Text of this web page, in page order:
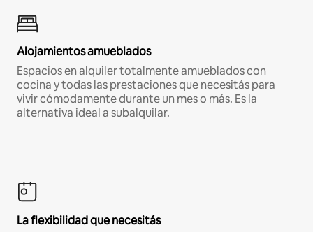
Alojamientos amueblados
Espacios en alquiler totalmente amueblados con
cocina y todas las prestaciones que necesitás para
vivir cómodamente durante un mes o más. Es la
alternativa ideal a subalquilar.
La flexibilidad que necesitás